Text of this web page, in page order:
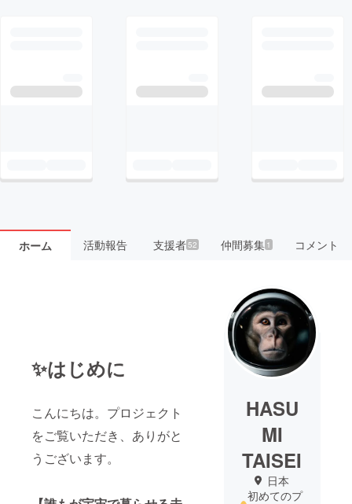
ホーム 活動報告 支援者52 仲間募集 1 コメント
✨はじめに
こんにちは。プロジェクト
をご覧いただき、ありがと
うございます。
HASU
MI
TAISEI
日本
初めてのプ